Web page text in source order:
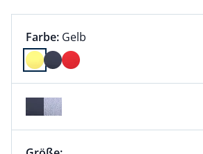
Farbauswahl:
Farbe: aktuell ausgewählt:
Gelb
Farbe Gelb ausgewählt